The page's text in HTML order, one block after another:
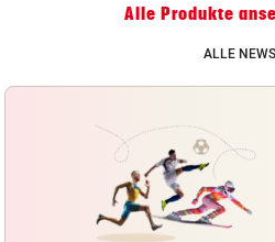
Alle Produkte
ALLE